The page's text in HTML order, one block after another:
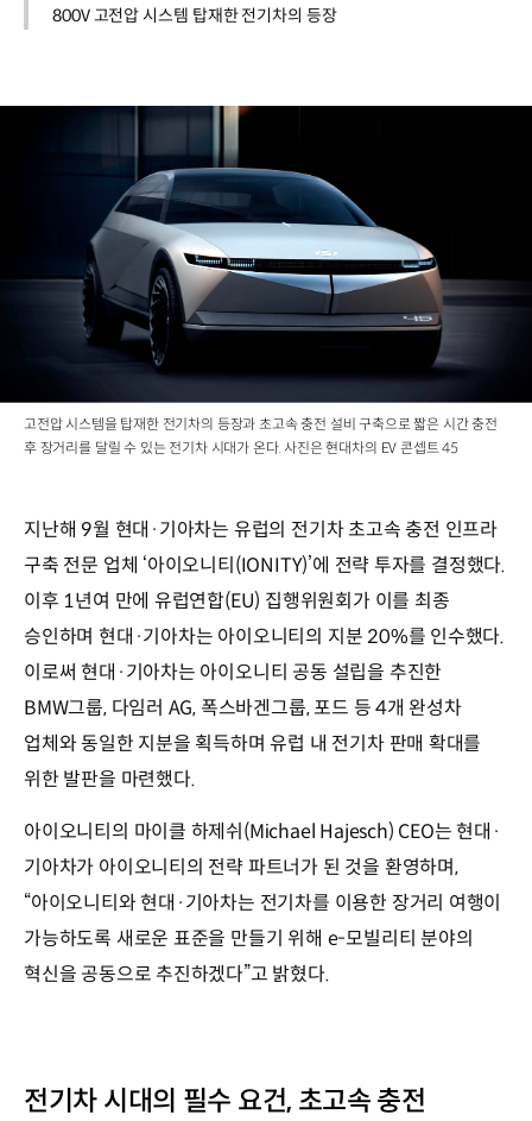
800V 고전압 시스템 탑재한 전기차의 등장
고전압 시스템을 탑재한 전기차의 등장과 초고속 충전 설비 구축으로 짧은 시간 충전
후 장거리를 달릴 수 있는 전기차 시대가 온다. 사진은 현대차의 EV 콘셉트 45
지난해 9월 현대·기아차는 유럽의 전기차 초고속 충전 인프라
구축 전문 업체 ‘아이오니티(IONITY)’에 전략 투자를 결정했다.
이후 1년여 만에 유럽연합(EU) 집행위원회가 이를 최종
승인하며 현대·기아차는 아이오니티의 지분 20%를 인수했다.
이로써 현대·기아차는 아이오니티 공동 설립을 추진한
BMW그룹, 다임러 AG, 폭스바겐그룹, 포드 등 4개 완성차
업체와 동일한 지분을 획득하며 유럽 내 전기차 판매 확대를
위한 발판을 마련했다.
아이오니티의 마이클 하제쉬(Michael Hajesch) CEO는 현대·
기아차가 아이오니티의 전략 파트너가 된 것을 환영하며,
“아이오니티와 현대·기아차는 전기차를 이용한 장거리 여행이
가능하도록 새로운 표준을 만들기 위해 e-모빌리티 분야의
혁신을 공동으로 추진하겠다”고 밝혔다.
전기차 시대의 필수 요건, 초고속 충전